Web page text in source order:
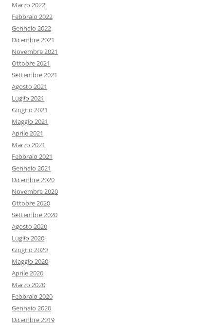
Marzo 2022
Febbraio 2022
Gennaio 2022
Dicembre 2021
Novembre 2021
Ottobre 2021
Settembre 2021
Agosto 2021
Luglio 2021
Giugno 2021
Maggio 2021
Aprile 2021
Marzo 2021
Febbraio 2021
Gennaio 2021
Dicembre 2020
Novembre 2020
Ottobre 2020
Settembre 2020
Agosto 2020
Luglio 2020
Giugno 2020
Maggio 2020
Aprile 2020
Marzo 2020
Febbraio 2020
Gennaio 2020
Dicembre 2019